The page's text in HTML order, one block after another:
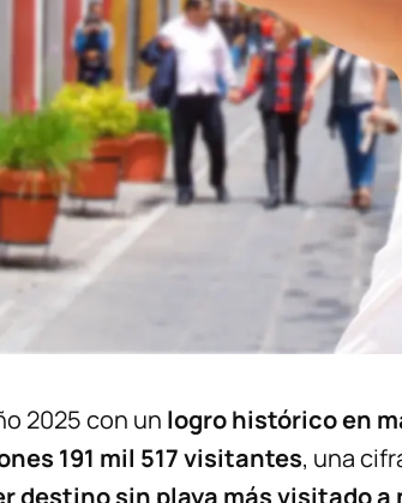
2025 con un logro histórico en
191 mil 517 visitantes, una
destino sin playa más visitado a